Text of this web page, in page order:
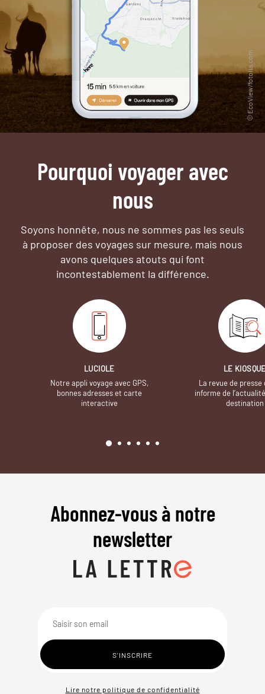
Pourquoi voyager avec
nous
Soyons honnête, nous ne sommes pas les seuls
à proposer des voyages sur mesure, mais nous
avons quelques atouts qui font
incontestablement la différence.
LUCIOLE
Notre appli voyage avec GPS,
bonnes adresses et carte
interactive
LE
La revue de presse
informe de
destination
Abonnez-vous à notre
newsletter
Lire notre politique de confidentialité